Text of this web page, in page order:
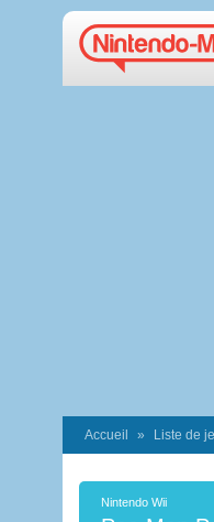
Accueil Liste de
Nintendo Wii